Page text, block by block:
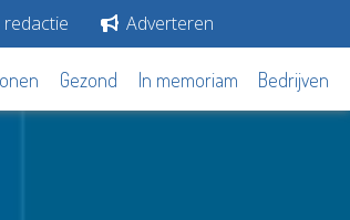
redactie Adverteren
Gezond In memoriam Bedrijven